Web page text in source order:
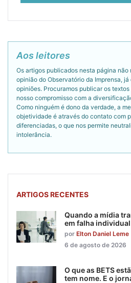
Aos leitores
Os artigos publicados nesta página
opinião do Observatório da Imprensa,
opiniões. Procuramos publicar os
nosso compromisso com a
Como ninguém é dono da verdade, a
objetividade é através do contato com
diferenciadas, o que nos permite
intolerância.
ARTIGOS RECENTES
Quando a mídia
em falha individual
por Elton Daniel Leme
6 de agosto de 2026
O que as BETS
tem nome. E o